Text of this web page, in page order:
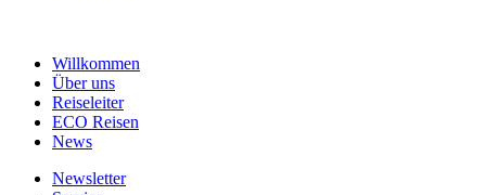
Willkommen
Über uns
Reiseleiter
ECO Reisen
News
Newsletter